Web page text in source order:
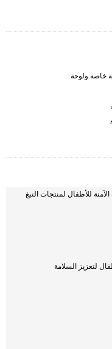
خاصة ولوحة
الآمنة للأطفال لمنتجات التبغ
لتعزيز السلامة